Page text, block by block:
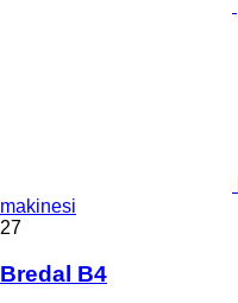
makinesi
27
Bredal B4